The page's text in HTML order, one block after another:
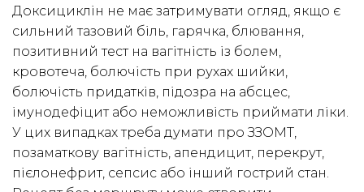
Доксициклін не має затримувати огляд, якщо є
сильний тазовий біль, гарячка, блювання,
позитивний тест на вагітність із болем,
кровотеча, болючість при рухах шийки,
болючість придатків, підозра на абсцес,
імунодефіцит або неможливість приймати ліки.
У цих випадках треба думати про ЗЗОМТ,
позаматкову вагітність, апендицит, перекрут,
пієлонефрит, сепсис або інший гострий стан.